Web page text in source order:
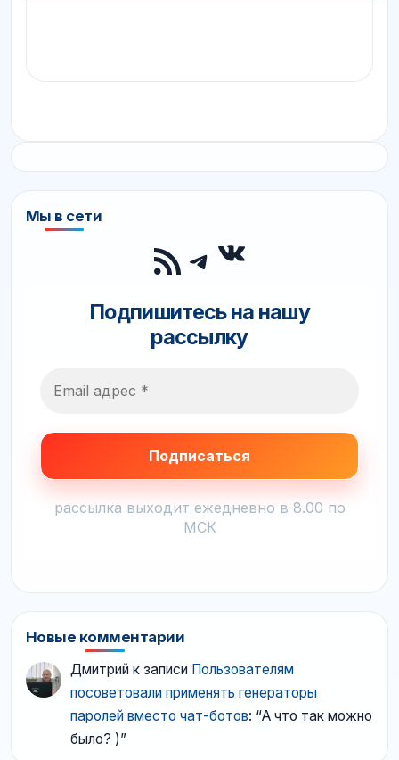
Мы в сети
RSS-лента
Telegram
ВКонтакте
Подпишитесь на нашу
рассылку
рассылка выходит ежедневно в 8.00 по
МСК
Новые комментарии
Дмитрий к записи Пользователям
посоветовали применять генераторы
паролей вместо чат-ботов: “А что так можно
было? )”